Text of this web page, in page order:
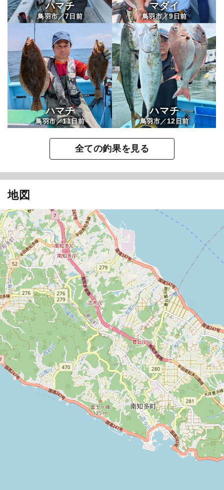
ハマチ
鳥羽市／7 日前
マダイ
鳥羽市／9日前
ハマチ
鳥羽市／11日前
ハマチ
鳥羽市／ 12日前
全ての釣果を見る
地図